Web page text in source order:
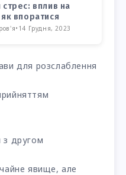
стрес: вплив на
впоратися
• 14 Грудня, 2023
для розслаблення
з другом
явище, але